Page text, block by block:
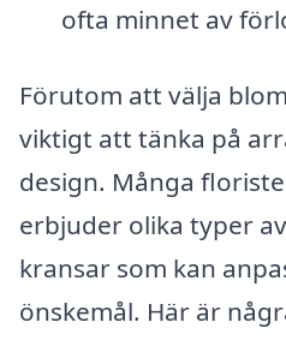
ofta minnet av
Förutom att välja
viktigt att tänka på
design. Många
erbjuder olika typer
kransar som kan
önskemål. Här är